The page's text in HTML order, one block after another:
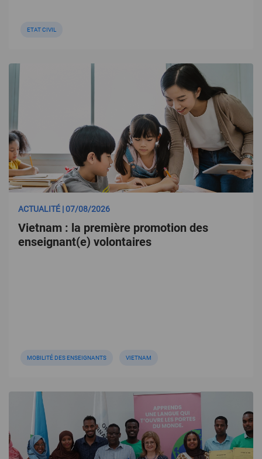
ETAT CIVIL
ACTUALITÉ | 07/08/2026
Vietnam : la première promotion des
enseignant(e) volontaires
MOBILITÉ DES ENSEIGNANTS VIETNAM